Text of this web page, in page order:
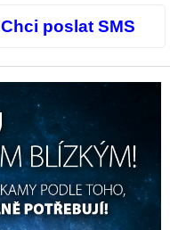
Chci poslat SMS